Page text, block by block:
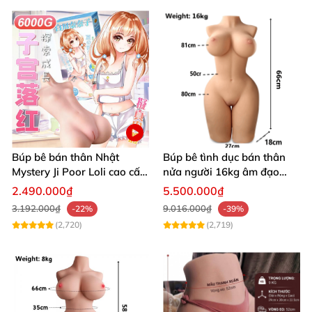
Búp bê bán thân Nhật
Mystery Ji Poor Loli cao cấp
6kg
2.490.000₫
3.192.000₫
-22%
(2,720)
Búp bê tình dục bán thân
nửa người 16kg âm đạo
silicon khít hồng có khung
5.500.000₫
9.016.000₫
-39%
(2,719)